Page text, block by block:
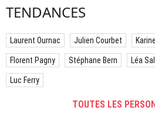
TENDANCES
Laurent Ournac Julien Courbet
Florent Pagny Stéphane Bern Léa
Luc Ferry
TOUTES LES